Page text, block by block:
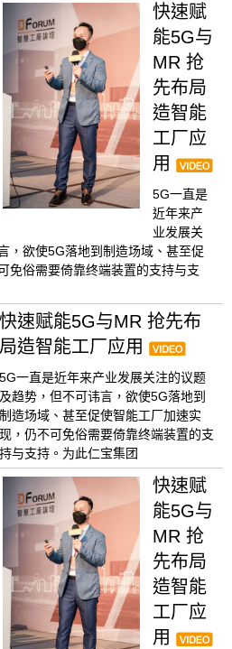
快速赋
能5G与
MR 抢
先布局
造智能
工厂应
用
5G一直是
近年来产
业发展关
，欲使5G落地到制造场域、甚至促
免俗需要倚靠终端装置的支持与支
快速赋能5G与MR 抢先布
局造智能工厂应用
5G一直是近年来产业发展关注的议题
及趋势，但不可讳言，欲使5G落地到
制造场域、甚至促使智能工厂加速实
现，仍不可免俗需要倚靠终端装置的支
持与支持。为此仁宝集团
快速赋
能5G与
MR 抢
先布局
造智能
工厂应
用